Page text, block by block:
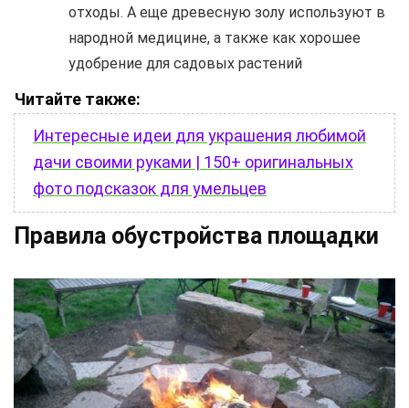
отходы. А еще древесную золу используют в
народной медицине, а также как хорошее
удобрение для садовых растений
Читайте также:
Интересные идеи для украшения любимой
дачи своими руками | 150+ оригинальных
фото подсказок для умельцев
Правила обустройства площадки